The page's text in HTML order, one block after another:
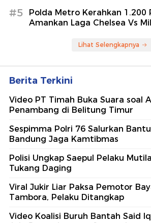
#5
Polda Metro Kerahkan 1.200
Amankan Laga Chelsea Vs
Lihat Selengkapnya
Berita Terkini
Video PT Timah Buka Suara soal
Penambang di Belitung Timur
Sespimma Polri 76 Salurkan
Bandung Jaga Kamtibmas
Polisi Ungkap Saepul Pelaku
Tukang Daging
Viral Jukir Liar Paksa Pemotor
Tambora, Pelaku Ditangkap
Video Koalisi Buruh Bantah Said